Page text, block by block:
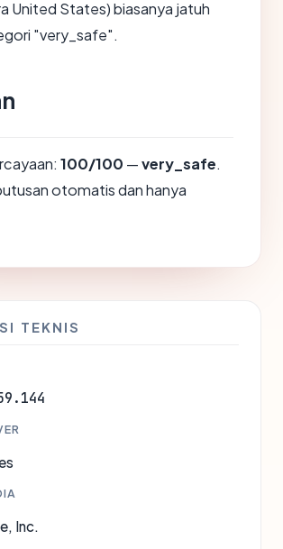
United States) biasanya jatuh
"very_safe".
100/100 —very_safe.
otomatis dan hanya
TEKNIS
Inc.